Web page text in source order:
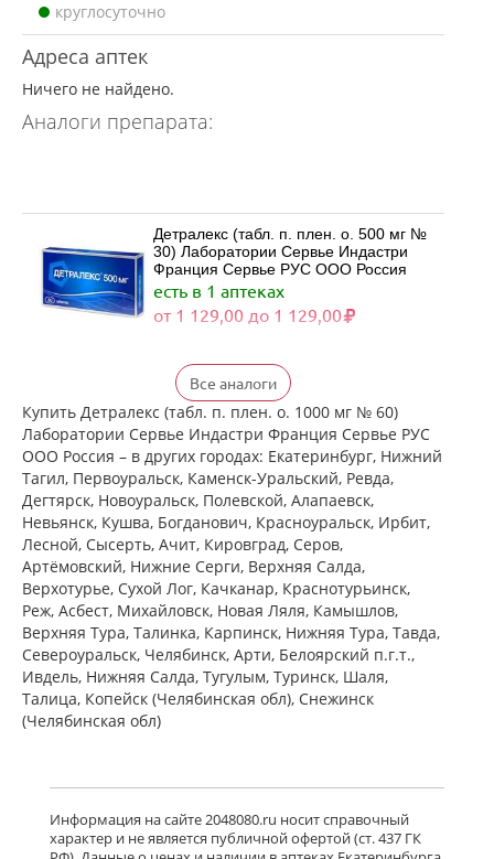
круглосуточно
Адреса аптек
Ничего не найдено.
Аналоги препарата:
Детралекс (табл. п. плен. о. 500 мг №
30) Лаборатории Сервье Индастри
Франция Сервье РУС ООО Россия
есть в 1 аптеках
от 1 129,00 до 1 129,00
Детралекс (табл. п. плен. о. 500 мг №
60) Лаборатории Сервье Индастри
Франция Сервье РУС ООО Россия
есть в 1 аптеках
от 2 154,00 до 2 154,00
Венарус (табл. п. плен. о. 50 мг+450
мг № 30) Алиум АО (Московская
обл,.рп. Оболенск) Россия
есть в 1 аптеках
от 1 174,00 до 1 174,00
Венарус (табл. п. плен. о. 50 мг+450
мг № 60) Алиум АО (Московская
обл,.рп. Оболенск) Россия
есть в 1 аптеках
от 2 069,00 до 2 069,00
Детралекс (табл. п. плен. о. 1000 мг
№ 60) Лаборатории Сервье
Индастри Франция Сервье РУС ООО
Россия
Все аналоги
Купить Детралекс (табл. п. плен. о. 1000 мг № 60)
Лаборатории Сервье Индастри Франция Сервье РУС
ООО Россия – в других городах: Екатеринбург, Нижний
Тагил, Первоуральск, Каменск-Уральский, Ревда,
Дегтярск, Новоуральск, Полевской, Алапаевск,
Невьянск, Кушва, Богданович, Красноуральск, Ирбит,
Лесной, Сысерть, Ачит, Кировград, Серов,
Артёмовский, Нижние Cерги, Верхняя Салда,
Верхотурье, Сухой Лог, Качканар, Краснотурьинск,
Реж, Асбест, Михайловск, Новая Ляля, Камышлов,
Верхняя Тура, Талинка, Карпинск, Нижняя Тура, Тавда,
Североуральск, Челябинск, Арти, Белоярский п.г.т.,
Ивдель, Нижняя Салда, Тугулым, Туринск, Шаля,
Талица, Копейск (Челябинская обл), Снежинск
(Челябинская обл)
Информация на сайте 2048080.ru носит справочный
характер и не является публичной офертой (ст. 437 ГК